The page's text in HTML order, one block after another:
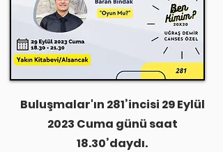
Buluşmalar'ın 281’incisi 29 Eylül
2023 Cuma günü saat
18.30’daydı.